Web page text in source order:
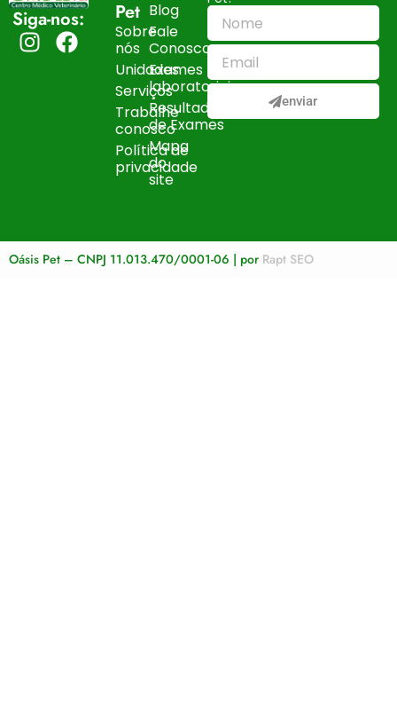
Siga-nos:
Pet
Sobre
nós
Unidades
Serviços
Trabalhe
conosco
Política de
privacidade
Blog
Fale
Conosco
Exames
laboratoriais
Resultados
de Exames
Mapa
do
site
enviar
Oásis Pet – CNPJ 11.013.470/0001-06 | por Rapt SEO